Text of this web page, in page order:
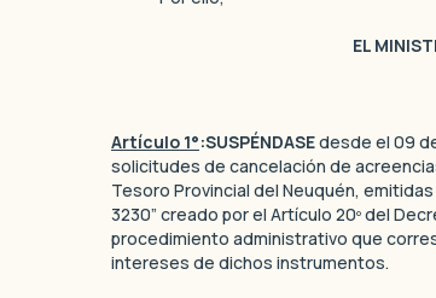
EL
Artículo 1°:SUSPÉNDASEdesde el 09
solicitudes de cancelación de
Tesoro Provincial del Neuquén,
3230” creado por el Artículo 20º del
procedimiento administrativo que
intereses de dichos instrumentos.